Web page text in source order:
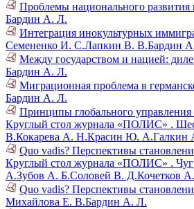
Проблемы национального
Бардин А. Л.
Интеграция инокультурных
Семененко И. С.Лапкин В. В.Бардин
Между государством и нацией:
Бардин А. Л.
Миграционная проблема в
Бардин А. Л.
Принципы глобального
Круглый стол журнала «ПОЛИС» .
В.Кокарева А. Н.Красин Ю. А.Галкин
Quo vadis? Перспективы
Круглый стол журнала «ПОЛИС» .
А.Зубов А. Б.Соловей В. Д.Кочетков
Quo vadis? Перспективы
Михайлова Е. В.Бардин А. Л.